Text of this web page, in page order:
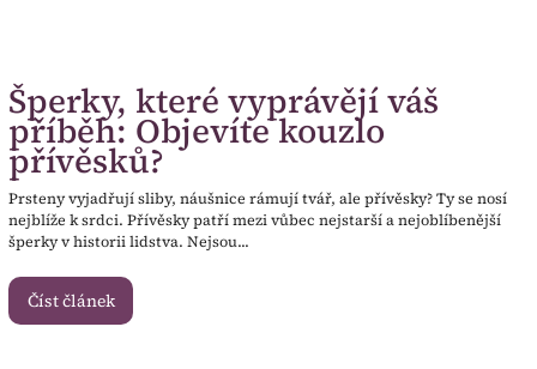
Šperky, které vyprávějí váš
příběh: Objevíte kouzlo
přívěsků?
Prsteny vyjadřují sliby, náušnice rámují tvář, ale přívěsky? Ty se nosí
nejblíže k srdci. Přívěsky patří mezi vůbec nejstarší a nejoblíbenější
šperky v historii lidstva. Nejsou...
Číst článek